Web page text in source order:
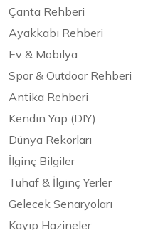
Çanta Rehberi
Ayakkabı Rehberi
Ev & Mobilya
Spor & Outdoor Rehberi
Antika Rehberi
Kendin Yap (DIY)
Dünya Rekorları
İlginç Bilgiler
Tuhaf & İlginç Yerler
Gelecek Senaryoları
Kayıp Hazineler